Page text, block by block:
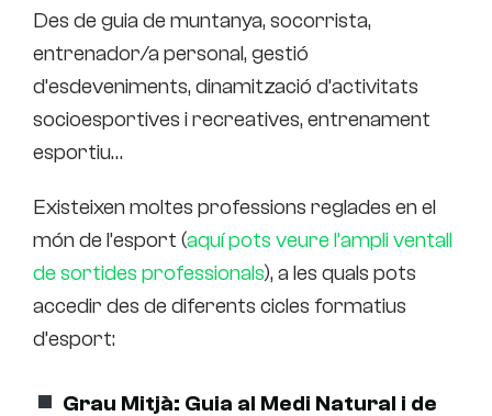
Des de guia de muntanya, socorrista,
entrenador/a personal, gestió
d’esdeveniments, dinamització d’activitats
socioesportives i recreatives, entrenament
esportiu…
Existeixen moltes professions reglades en el
món de l’esport (aquí pots veure l’ampli ventall
de sortides professionals), a les quals pots
accedir des de diferents cicles formatius
d’esport:
Grau Mitjà: Guia al Medi Natural i de